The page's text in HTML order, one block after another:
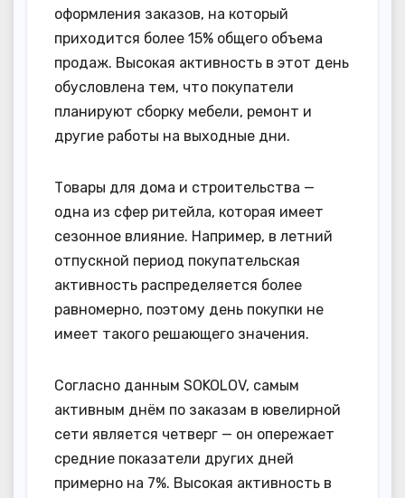
оформления заказов, на который
приходится более 15% общего объема
продаж. Высокая активность в этот день
обусловлена тем, что покупатели
планируют сборку мебели, ремонт и
другие работы на выходные дни.
Товары для дома и строительства —
одна из сфер ритейла, которая имеет
сезонное влияние. Например, в летний
отпускной период покупательская
активность распределяется более
равномерно, поэтому день покупки не
имеет такого решающего значения.
Согласно данным SOKOLOV, самым
активным днём по заказам в ювелирной
сети является четверг — он опережает
средние показатели других дней
примерно на 7%. Высокая активность в